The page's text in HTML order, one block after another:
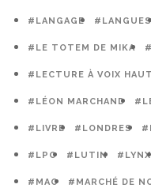
#LANGAGE #LANGUES
#LE TOTEM DE MIKA
#LECTURE À VOIX
#LÉON MARCHAND
#LIVRE #LONDRES
#LPO #LUTIN #LYNX
#MAO #MARCHÉ DE